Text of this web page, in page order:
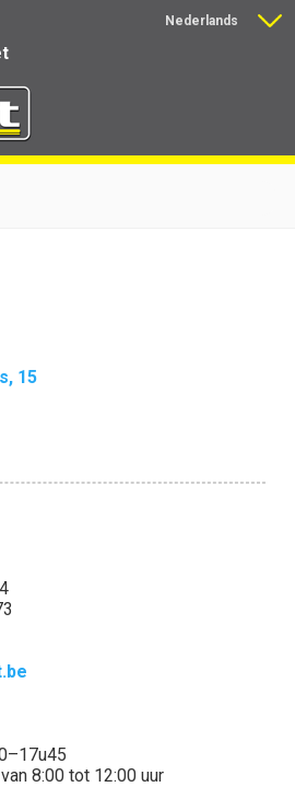
Nederlands
15
8:00 tot 12:00 uur